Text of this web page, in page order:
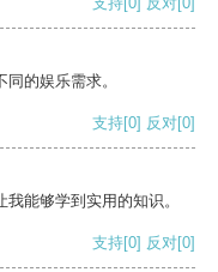
的娱乐需求。
支持[0] 反对[0]
能够学到实用的知识。
支持[0] 反对[0]